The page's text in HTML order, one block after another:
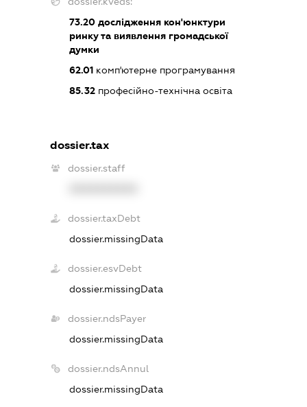
73.20 дослідження кон'юнктури
ринку та виявлення громадської
думки
62.01 комп'ютерне програмування
85.32 професійно-технічна освіта
dossier.tax
dossier.staff
dossier.taxDebt
dossier.missingData
dossier.esvDebt
dossier.missingData
dossier.ndsPayer
dossier.missingData
dossier.ndsAnnul
dossier.missingData